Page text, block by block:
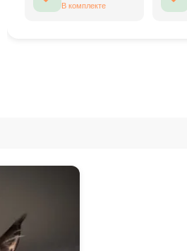
В комплекте